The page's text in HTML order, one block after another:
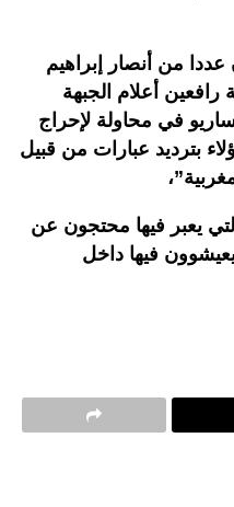
من أنصار إبراهيم
رافعين أعلام الجبهة
في محاولة لإحراج
بترديد عبارات من قبيل
يعبر فيها محتجون عن
فيها داخل